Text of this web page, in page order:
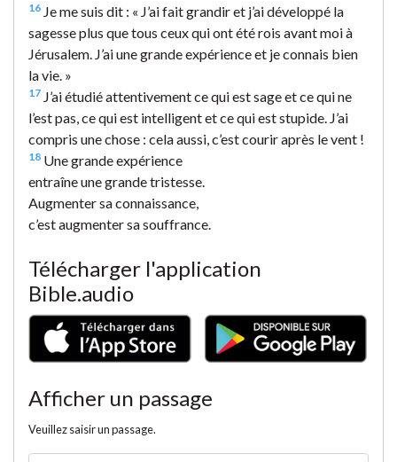
16 Je me suis dit : « J’ai fait grandir et j’ai développé la
sagesse plus que tous ceux qui ont été rois avant moi à
Jérusalem. J’ai une grande expérience et je connais bien
la vie. »
17 J’ai étudié attentivement ce qui est sage et ce qui ne
l’est pas, ce qui est intelligent et ce qui est stupide. J’ai
compris une chose : cela aussi, c’est courir après le vent !
18 Une grande expérience
entraîne une grande tristesse.
Augmenter sa connaissance,
c’est augmenter sa souffrance.
Télécharger l'application
Bible.audio
Afficher un passage
Veuillez saisir un passage.